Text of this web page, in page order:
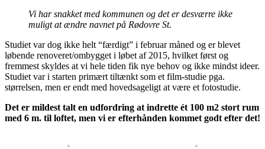
Vi har snakket med kommunen og det er desværre ikke
muligt at ændre navnet på Rødovre St.
Studiet var dog ikke helt “færdigt” i februar måned og er blevet
løbende renoveret/ombygget i løbet af 2015, hvilket først og
fremmest skyldes at vi hele tiden fik nye behov og ikke mindst ideer.
Studiet var i starten primært tiltænkt som et film-studie pga.
størrelsen, men er endt med hovedsageligt at være et fotostudie.
Det er mildest talt en udfordring at indrette ét 100 m2 stort rum
med 6 m. til loftet, men vi er efterhånden kommet godt efter det!